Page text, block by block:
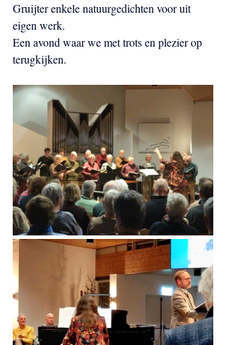
Gruijter enkele natuurgedichten voor uit
eigen werk.
Een avond waar we met trots en plezier op
terugkijken.